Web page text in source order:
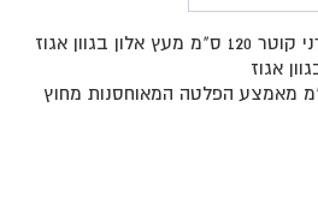
פינת אוכל בסגנון כפרי מודרני קוטר 120 ס"מ מעץ אלון בגוון אגוז
אגוז
שתי הגדלות של 40 ס"מ מאמצע הפלטה המאוחסנות מחוץ